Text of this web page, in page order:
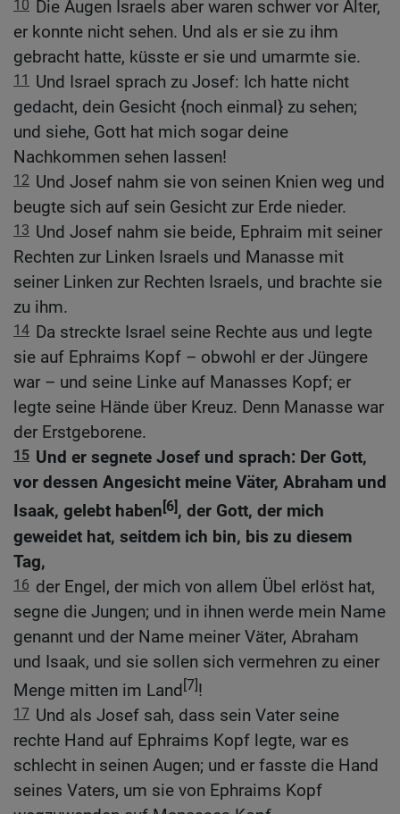
10 Die Augen Israels aber waren schwer vor Alter,
er konnte nicht sehen. Und als er sie zu ihm
gebracht hatte, küsste er sie und umarmte sie.
11
Und Israel sprach zu Josef: Ich hatte nicht
gedacht, dein Gesicht {noch einmal} zu sehen;
und siehe, Gott hat mich sogar deine
Nachkommen sehen lassen!
12 Und Josef nahm sie von seinen Knien weg und
beugte sich auf sein Gesicht zur Erde nieder.
13 Und Josef nahm sie beide, Ephraim mit seiner
Rechten zur Linken Israels und Manasse mit
seiner Linken zur Rechten Israels, und brachte sie
zu ihm.
14 Da streckte Israel seine Rechte aus und legte
sie auf Ephraims Kopf – obwohl er der Jüngere
war – und seine Linke auf Manasses Kopf; er
legte seine Hände über Kreuz. Denn Manasse war
der Erstgeborene.
15 Und er segnete Josef und sprach: Der Gott,
vor dessen Angesicht meine Väter, Abraham und
Isaak, gelebt haben [6], der Gott, der mich
geweidet hat, seitdem ich bin, bis zu diesem
Tag,
16 der Engel, der mich von allem Übel erlöst hat,
segne die Jungen; und in ihnen werde mein Name
genannt und der Name meiner Väter, Abraham
und Isaak, und sie sollen sich vermehren zu einer
Menge mitten im Land[7]!
17 Und als Josef sah, dass sein Vater seine
rechte Hand auf Ephraims Kopf legte, war es
schlecht in seinen Augen; und er fasste die Hand
seines Vaters, um sie von Ephraims Kopf